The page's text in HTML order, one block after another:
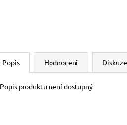
Popis Hodnocení Diskuze
Popis produktu není dostupný